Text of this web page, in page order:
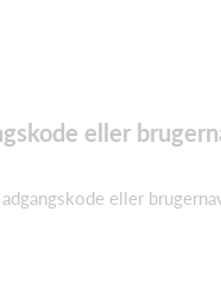
eller
eller